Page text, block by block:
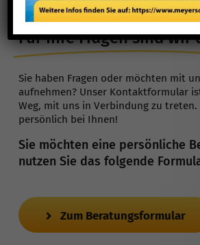
Für Ihre Fragen sind wir
Sie haben Fragen oder möchten mit
aufnehmen? Unser Kontaktformular
Weg, mit uns in Verbindung zu
persönlich bei Ihnen!
Sie möchten eine persönliche
nutzen Sie das folgende
Zum Beratungsformular